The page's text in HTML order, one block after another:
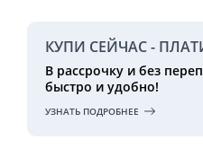
КУПИ СЕЙЧАС -
В рассрочку и без
быстро и удобно!
УЗНАТЬ ПОДРОБНЕЕ